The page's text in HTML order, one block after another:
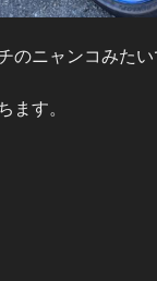
のニャンコみた
ます。